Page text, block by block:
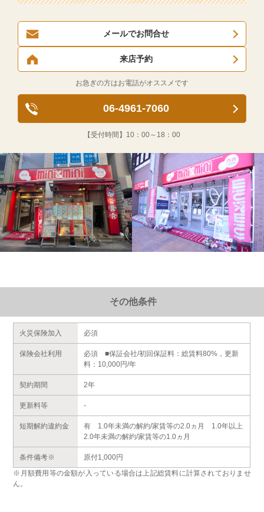
メールでお問合せ
来店予約
お急ぎの方はお電話がオススメです
06-4961-7060
【受付時間】 10：00～18：00
その他条件
火災保険加入 必須
保険会社利用
必須 ■保証会社/初回保証料：総賃料80%，更新
料：10,000円/年
契約期間 2年
更新料等 -
短期解約違約金
有 1.0年未満の解約/家賃等の2.0ヵ月 1.0年以上
2.0年未満の解約/家賃等の1.0ヵ月
条件備考※
原付1,000円
※月額費用等の金額が入っている場合は上記総賃料に計算されておりませ
ん。